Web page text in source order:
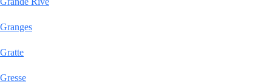
Granges
Gratte
Gresse